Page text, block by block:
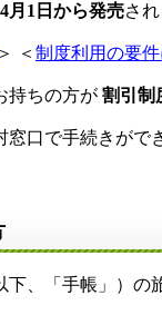
月1日から発売され
＞ ＜ 制度利用の要
持ちの方が 割引制
口で手続きがで
下、「手帳」）